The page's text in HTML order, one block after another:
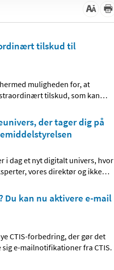
tilskud til
muligheden for, at
tilskud, som kan…
der tager dig på
i dag et nyt digitalt univers, hvor
vores direktør og ikke…
Du kan nu aktivere e-mail
CTIS-forbedring, der gør det
e-mailnotifikationer fra CTIS.